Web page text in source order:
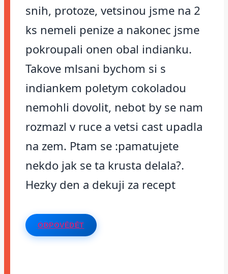
snih, protoze, vetsinou jsme na 2
ks nemeli penize a nakonec jsme
pokroupali onen obal indianku.
Takove mlsani bychom si s
indiankem poletym cokoladou
nemohli dovolit, nebot by se nam
rozmazl v ruce a vetsi cast upadla
na zem. Ptam se :pamatujete
nekdo jak se ta krusta delala?.
Hezky den a dekuji za recept
ODPOVĚDĚT